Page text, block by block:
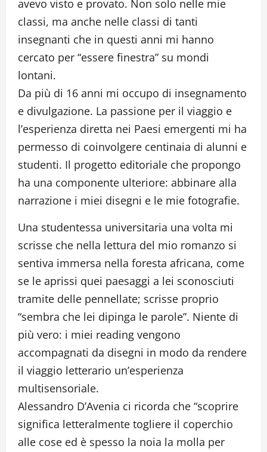
avevo visto e provato. Non solo nelle mie
classi, ma anche nelle classi di tanti
insegnanti che in questi anni mi hanno
cercato per “essere finestra” su mondi
lontani.
Da più di 16 anni mi occupo di insegnamento
e divulgazione. La passione per il viaggio e
l’esperienza diretta nei Paesi emergenti mi ha
permesso di coinvolgere centinaia di alunni e
studenti. Il progetto editoriale che propongo
ha una componente ulteriore: abbinare alla
narrazione i miei disegni e le mie fotografie.
Una studentessa universitaria una volta mi
scrisse che nella lettura del mio romanzo si
sentiva immersa nella foresta africana, come
se le aprissi quei paesaggi a lei sconosciuti
tramite delle pennellate; scrisse proprio
“sembra che lei dipinga le parole”. Niente di
più vero: i miei reading vengono
accompagnati da disegni in modo da rendere
il viaggio letterario un’esperienza
multisensoriale.
Alessandro D’Avenia ci ricorda che “scoprire
significa letteralmente togliere il coperchio
alle cose ed è spesso la noia la molla per